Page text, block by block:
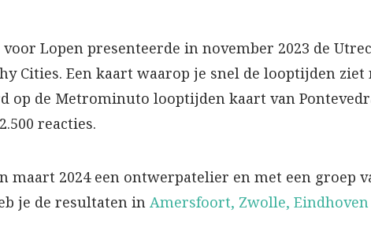
voor Lopen presenteerde in november 2023 de
Cities. Een kaart waarop je snel de looptijden
op de Metrominuto looptijden kaart van
reacties.
maart 2024 een ontwerpatelier en met een groep
je de resultaten in Amersfoort, Zwolle, Eindhoven